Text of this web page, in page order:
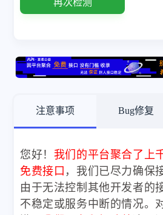
注意事项 Bug修复
您好！ 我们的平台聚合了上
免费接口 ，我们已尽力确保
由于无法控制其他开发者的
不稳定或服务中断的情况。